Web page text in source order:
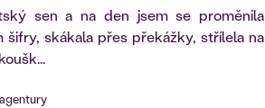
sen a na den jsem se proměnila
šifry, skákala přes překážky, střílela na